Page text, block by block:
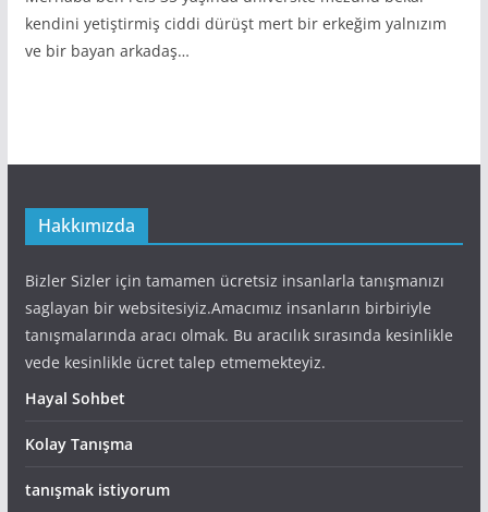
kendini yetiştirmiş ciddi dürüşt mert bir erkeğim yalnızım
ve bir bayan arkadaş…
Hakkımızda
Bizler Sizler için tamamen ücretsiz insanlarla tanışmanızı
saglayan bir websitesiyiz.Amacımız insanların birbiriyle
tanışmalarında aracı olmak. Bu aracılık sırasında kesinlikle
vede kesinlikle ücret talep etmemekteyiz.
Hayal Sohbet
Kolay Tanışma
tanışmak istiyorum